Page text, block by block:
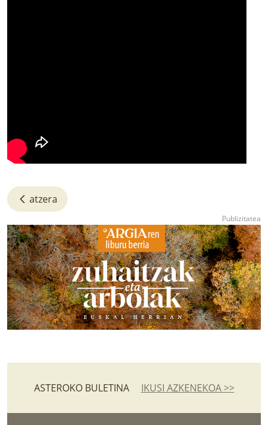
atzera
ASTEROKO BULETINA IKUSI AZKENEKOA >>